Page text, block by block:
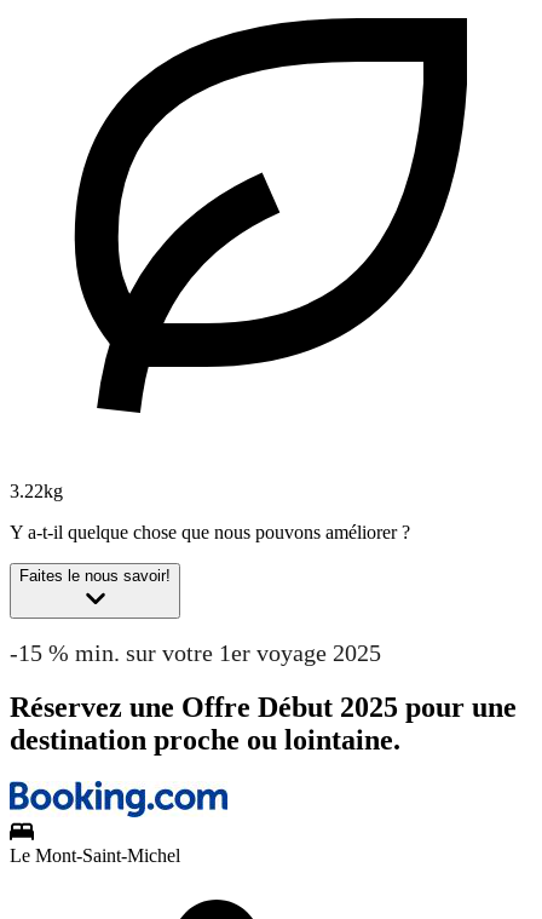
3.22kg
Y a-t-il quelque chose que nous pouvons améliorer ?
Faites le nous savoir!
-15 % min. sur votre 1er voyage 2025
Réservez une Offre Début 2025 pour une
destination proche ou lointaine.
Le Mont-Saint-Michel